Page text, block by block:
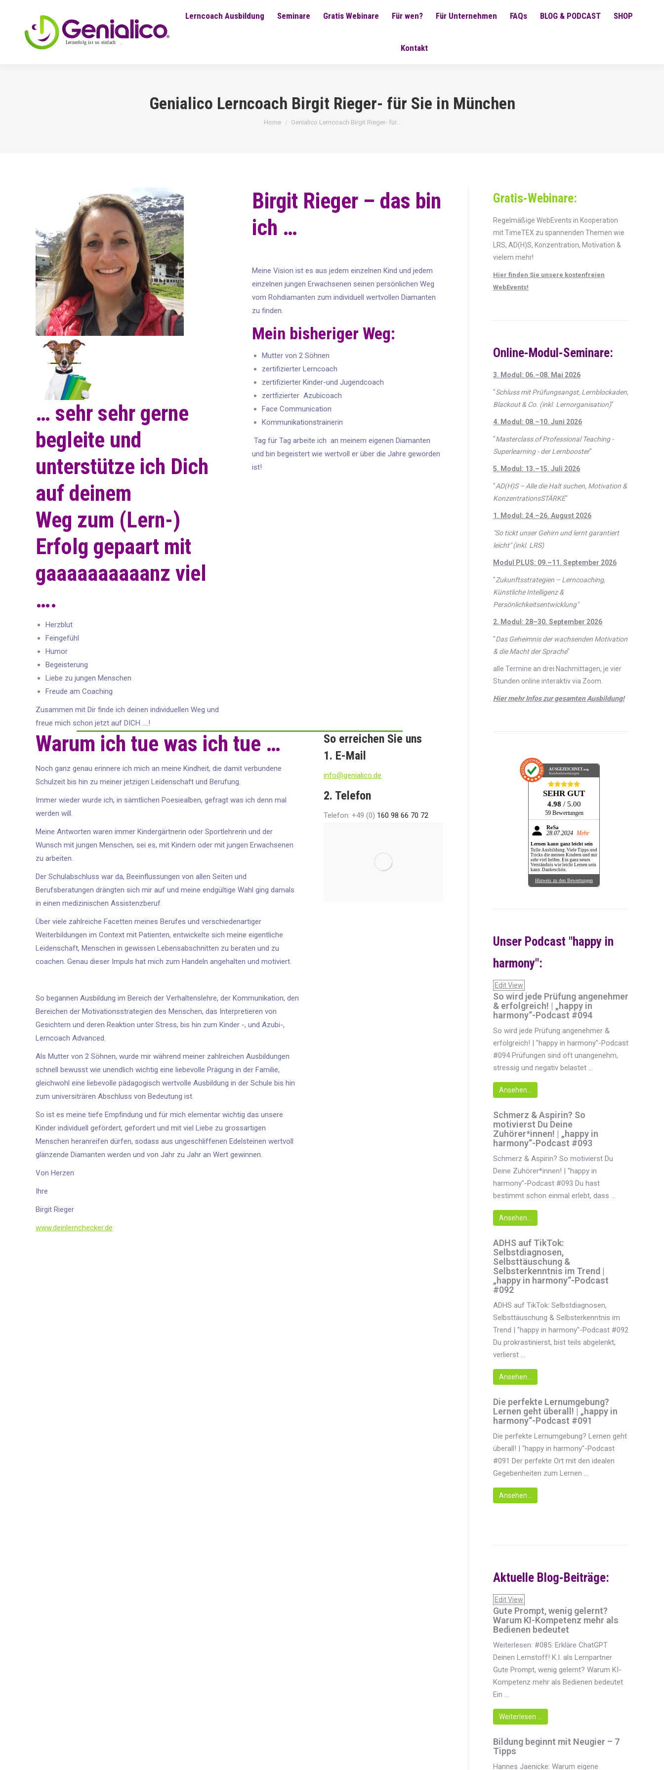
Lerncoach Ausbildung Seminare Gratis Webinare Für wen? Für Unternehmen FAQs BLOG & PODCAST SHOP
Kontakt
Genialico Lerncoach Birgit Rieger- für Sie in München
You are here:
Home Genialico Lerncoach Birgit Rieger- für…
… sehr sehr gerne
begleite und
unterstütze ich Dich
auf deinem
Weg zum (Lern-)
Erfolg gepaart mit
gaaaaaaaaaanz viel
….
Herzblut
Feingefühl
Humor
Begeisterung
Liebe zu jungen Menschen
Freude am Coaching
Zusammen mit Dir finde ich deinen individuellen Weg und
freue mich schon jetzt auf DICH ….!
Birgit Rieger – das bin
ich …
Meine Vision ist es aus jedem einzelnen Kind und jedem
einzelnen jungen Erwachsenen seinen persönlichen Weg
vom Rohdiamanten zum individuell wertvollen Diamanten
zu finden.
Mein bisheriger Weg:
Mutter von 2 Söhnen
zertifizierter Lerncoach
zertifizierter Kinder-und Jugendcoach
zertfizierter Azubicoach
Face Communication
Kommunikationstrainerin
Tag für Tag arbeite ich an meinem eigenen Diamanten
und bin begeistert wie wertvoll er über die Jahre geworden
ist!
Warum ich tue was ich tue …
Noch ganz genau erinnere ich mich an meine Kindheit, die damit verbundene
Schulzeit bis hin zu meiner jetzigen Leidenschaft und Berufung.
Immer wieder wurde ich, in sämtlichen Poesiealben, gefragt was ich denn mal
werden will.
Meine Antworten waren immer Kindergärtnerin oder Sportlehrerin und der
Wunsch mit jungen Menschen, sei es, mit Kindern oder mit jungen Erwachsenen
zu arbeiten.
Der Schulabschluss war da, Beeinflussungen von allen Seiten und
Berufsberatungen drängten sich mir auf und meine endgültige Wahl ging damals
in einen medizinischen Assistenzberuf.
Über viele zahlreiche Facetten meines Berufes und verschiedenartiger
Weiterbildungen im Context mit Patienten, entwickelte sich meine eigentliche
Leidenschaft, Menschen in gewissen Lebensabschnitten zu beraten und zu
coachen. Genau dieser Impuls hat mich zum Handeln angehalten und motiviert.
So begannen Ausbildung im Bereich der Verhaltenslehre, der Kommunikation, den
Bereichen der Motivationsstrategien des Menschen, das Interpretieren von
Gesichtern und deren Reaktion unter Stress, bis hin zum Kinder -, und Azubi-,
Lerncoach Advanced.
Als Mutter von 2 Söhnen, wurde mir während meiner zahlreichen Ausbildungen
schnell bewusst wie unendlich wichtig eine liebevolle Prägung in der Familie,
gleichwohl eine liebevolle pädagogisch wertvolle Ausbildung in der Schule bis hin
zum universiträren Abschluss von Bedeutung ist.
So ist es meine tiefe Empfindung und für mich elementar wichtig das unsere
Kinder individuell gefördert, gefordert und mit viel Liebe zu grossartigen
Menschen heranreifen dürfen, sodass aus ungeschliffenen Edelsteinen wertvoll
glänzende Diamanten werden und von Jahr zu Jahr an Wert gewinnen.
Von Herzen
Ihre
Birgit Rieger
www.deinlernchecker.de
So erreichen Sie uns
1. E-Mail
info@genialico.de
2. Telefon
Telefon: +49 (0) 160 98 66 70 72
Gratis-Webinare:
Regelmäßige WebEvents in Kooperation
mit TimeTEX zu spannenden Themen wie
LRS, AD(H)S, Konzentration, Motivation &
vielem mehr!
Hier finden Sie unsere kostenfreien
WebEvents!
Online-Modul-Seminare:
3. Modul: 06.–08. Mai 2026
"Schluss mit Prüfungsangst, Lernblockaden,
Blackout & Co. (inkl. Lernorganisation)"
4. Modul: 08.–10. Juni 2026
"Masterclass of Professional Teaching -
Superlearning - der Lernbooster"
5. Modul: 13.–15. Juli 2026
"AD(H)S – Alle die Halt suchen, Motivation &
KonzentrationsSTÄRKE"
1. Modul: 24.–26. August 2026
"So tickt unser Gehirn und lernt garantiert
leicht" (inkl. LRS)
Modul PLUS: 09.–11. September 2026
"Zukunftsstrategien – Lerncoaching,
Künstliche Intelligenz &
Persönlichkeitsentwicklung"
2. Modul: 28–30. September 2026
"Das Geheimnis der wachsenden Motivation
& die Macht der Sprache"
alle Termine an drei Nachmittagen, je vier
Stunden online interaktiv via Zoom.
Hier mehr Infos zur gesamten Ausbildung!
AUSGEZEICHNET.org
Kundenbewertungen
SEHR GUT
4.98 / 5.00
59 Bewertungen
ReSa
28.07.2024 Mehr
Lernen kann ganz leicht sein
Tolle Ausbildung. Viele Tipps und
Tricks die meinen Kindern und mir
sehr viel helfen. Ein ganz neues
Verständnis wie leicht Lernen sein
kann. Dankeschön.
Hinweis zu den Bewertungen
Unser Podcast "happy in
harmony":
Edit View
So wird jede Prüfung angenehmer
& erfolgreich! | „happy in
harmony“-Podcast #094
So wird jede Prüfung angenehmer &
erfolgreich! | "happy in harmony"-Podcast
#094 Prüfungen sind oft unangenehm,
stressig und negativ belastet ...
Ansehen...
Schmerz & Aspirin? So
motivierst Du Deine
Zuhörer*innen! | „happy in
harmony“-Podcast #093
Schmerz & Aspirin? So motivierst Du
Deine Zuhörer*innen! | "happy in
harmony"-Podcast #093 Du hast
bestimmt schon einmal erlebt, dass ...
Ansehen...
ADHS auf TikTok:
Selbstdiagnosen,
Selbsttäuschung &
Selbsterkenntnis im Trend |
„happy in harmony“-Podcast
#092
ADHS auf TikTok: Selbstdiagnosen,
Selbsttäuschung & Selbsterkenntnis im
Trend | "happy in harmony"-Podcast #092
Du prokrastinierst, bist teils abgelenkt,
verlierst ...
Ansehen...
Die perfekte Lernumgebung?
Lernen geht überall! | „happy in
harmony“-Podcast #091
Die perfekte Lernumgebung? Lernen geht
überall! | "happy in harmony"-Podcast
#091 Der perfekte Ort mit den idealen
Gegebenheiten zum Lernen ...
Ansehen...
Aktuelle Blog-Beiträge:
Edit View
Gute Prompt, wenig gelernt?
Warum KI-Kompetenz mehr als
Bedienen bedeutet
Weiterlesen: #085: Erkläre ChatGPT
Deinen Lernstoff! K.I. als Lernpartner
Gute Prompt, wenig gelernt? Warum KI-
Kompetenz mehr als Bedienen bedeutet
Ein ...
Weiterlesen …
Bildung beginnt mit Neugier – 7
Tipps
Hannes Jaenicke: Warum eigene